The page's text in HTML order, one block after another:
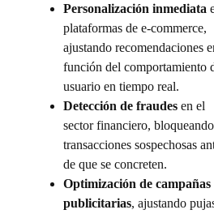
Personalización inmediata
plataformas de e-commerce,
ajustando recomendaciones
función del comportamiento
usuario en tiempo real.
Detección de fraudes en el
sector financiero, bloqueando
transacciones sospechosas
de que se concreten.
Optimización de campañas
publicitarias, ajustando